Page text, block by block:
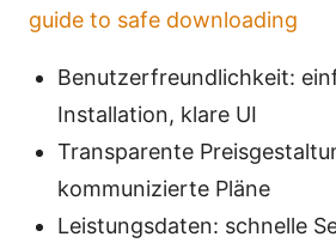
guide to safe downloading
Benutzerfreundlichkeit:
Installation, klare UI
Transparente
kommunizierte Pläne
Leistungsdaten: schnelle